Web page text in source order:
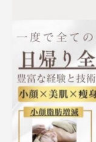
話題の
ョンを満
神戸エステで心
神戸市のエステは
に叶える点が魅力